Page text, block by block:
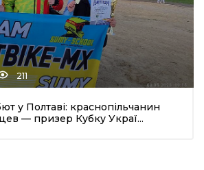
211
у Полтаві: краснопільчанин
— призер Кубку Украї...